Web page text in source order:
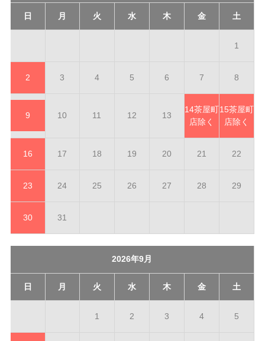
日 月 火 水 木 金 土
1
2 3 4 5 6 7 8
9 10 11 12 13
14茶屋町
店除く
15茶屋町
店除く
16 17 18 19 20 21 22
23 24 25 26 27 28 29
30 31
2026年9月
日 月 火 水 木 金 土
1 2 3 4 5